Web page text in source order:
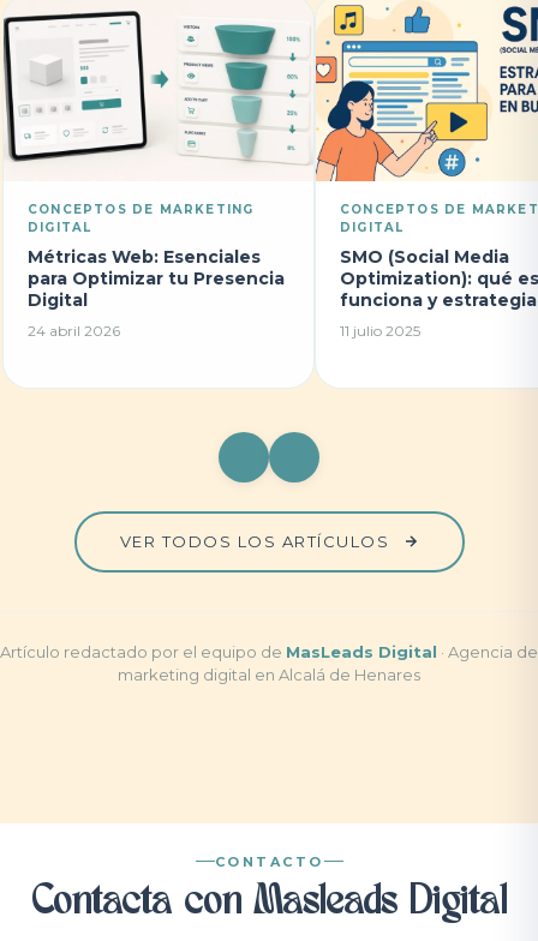
CONCEPTOS DE MARKETING
DIGITAL
Métricas Web: Esenciales
para Optimizar tu Presencia
Digital
24 abril 2026
CONCEPTOS DE
DIGITAL
SMO (Social Media
Optimization): qué
funciona y
11 julio 2025
VER TODOS LOS ARTÍCULOS
Artículo redactado por el equipo de MasLeads Digital · Agencia de
marketing digital en Alcalá de Henares
CONTACTO
Contacta con Masleads Digital